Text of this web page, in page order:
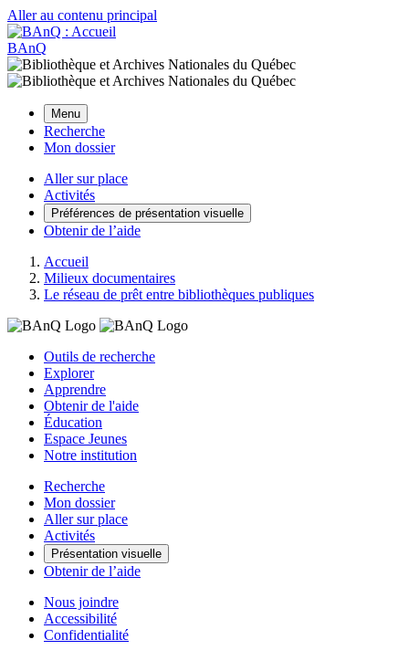
Aller au contenu principal
BAnQ
Menu
Recherche
Mon dossier
Aller sur place
Activités
Préférences de présentation visuelle
Obtenir de l’aide
Accueil
Milieux documentaires
Le réseau de prêt entre bibliothèques publiques
Outils de recherche
Explorer
Apprendre
Obtenir de l'aide
Éducation
Espace Jeunes
Notre institution
Recherche
Mon dossier
Aller sur place
Activités
Présentation visuelle
Obtenir de l’aide
Nous joindre
Accessibilité
Confidentialité